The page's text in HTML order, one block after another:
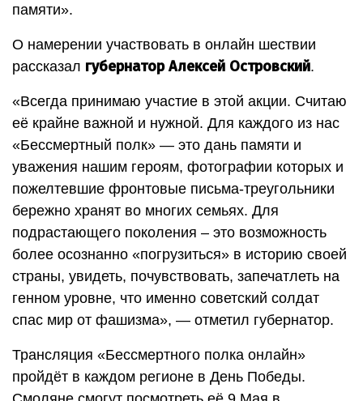
памяти».
О намерении участвовать в онлайн шествии
рассказал губернатор Алексей Островский.
«Всегда принимаю участие в этой акции. Считаю
её крайне важной и нужной. Для каждого из нас
«Бессмертный полк» — это дань памяти и
уважения нашим героям, фотографии которых и
пожелтевшие фронтовые письма-треугольники
бережно хранят во многих семьях. Для
подрастающего поколения – это возможность
более осознанно «погрузиться» в историю своей
страны, увидеть, почувствовать, запечатлеть на
генном уровне, что именно советский солдат
спас мир от фашизма», — отметил губернатор.
Трансляция «Бессмертного полка онлайн»
пройдёт в каждом регионе в День Победы.